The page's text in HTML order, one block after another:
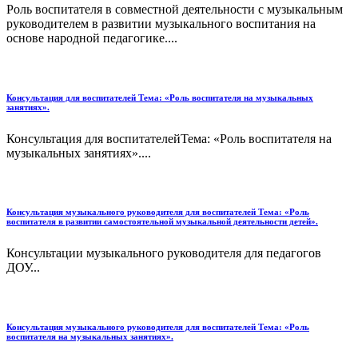
Роль воспитателя в совместной деятельности с музыкальным
руководителем в развитии музыкального воспитания на
основе народной педагогике....
Консультация для воспитателей Тема: «Роль воспитателя на музыкальных
занятиях».
Консультация для воспитателейТема: «Роль воспитателя на
музыкальных занятиях»....
Консультация музыкального руководителя для воспитателей Тема: «Роль
воспитателя в развитии самостоятельной музыкальной деятельности детей».
Консультации музыкального руководителя для педагогов
ДОУ...
Консультация музыкального руководителя для воспитателей Тема: «Роль
воспитателя на музыкальных занятиях».